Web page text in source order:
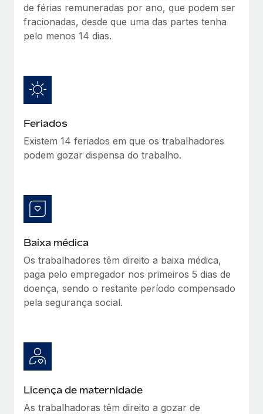
de férias remuneradas por ano, que podem ser
fracionadas, desde que uma das partes tenha
pelo menos 14 dias.
Feriados
Existem 14 feriados em que os trabalhadores
podem gozar dispensa do trabalho.
Baixa médica
Os trabalhadores têm direito a baixa médica,
paga pelo empregador nos primeiros 5 dias de
doença, sendo o restante período compensado
pela segurança social.
Licença de maternidade
As trabalhadoras têm direito a gozar de